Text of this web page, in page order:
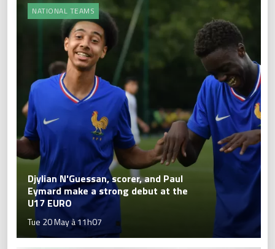
NATIONAL TEAMS
Djylian N'Guessan, scorer, and Paul
Eymard make a strong debut at the
U17 EURO
Tue 20 May à 11h07